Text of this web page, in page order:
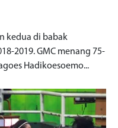
kedua di babak
2019. GMC menang 75-
Hadikoesoemo...